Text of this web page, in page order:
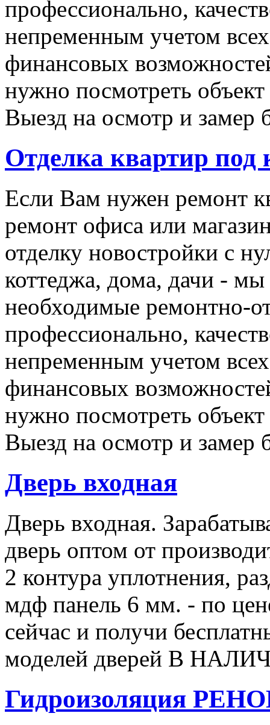
профессионально,
непременным учетом
финансовых
нужно посмотреть
Выезд на осмотр и
Отделка квартир под
Если Вам нужен ремонт
ремонт офиса или
отделку новостройки с
коттеджа, дома, дачи -
необходимые ремонтно-
профессионально,
непременным учетом
финансовых
нужно посмотреть
Выезд на осмотр и
Дверь входная
Дверь входная.
дверь оптом от
2 контура уплотнения,
мдф панель 6 мм. - по
сейчас и получи
моделей дверей В
Гидроизоляция